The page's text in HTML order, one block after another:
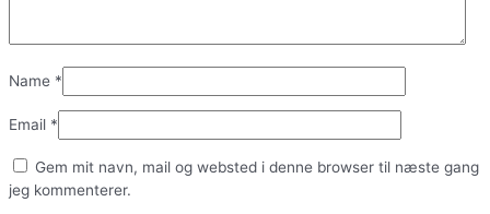
Name *
Email *
Gem mit navn, mail og websted i denne browser til næste gang
jeg kommenterer.